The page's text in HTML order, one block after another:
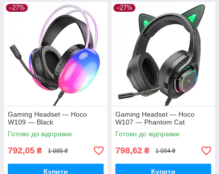
–27%
Gaming Headset — Hoco
W109 — Black
Готово до відправки
792,05 ₴ 1 085 ₴
Купити
–27%
Gaming Headset — Hoco
W107 — Phantom Cat
Готово до відправки
798,62 ₴ 1 094 ₴
Купити